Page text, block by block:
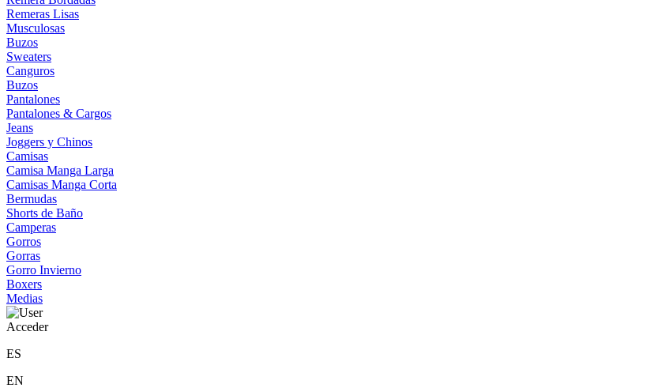
Remeras Lisas
Musculosas
Buzos
Sweaters
Canguros
Buzos
Pantalones
Pantalones & Cargos
Jeans
Joggers y Chinos
Camisas
Camisa Manga Larga
Camisas Manga Corta
Bermudas
Shorts de Baño
Camperas
Gorros
Gorras
Gorro Invierno
Boxers
Medias
Acceder
ES
EN